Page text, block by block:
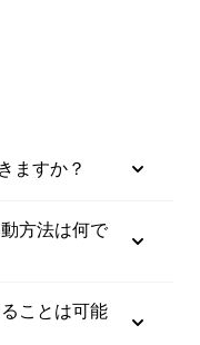
ますか？
方法は何で
ことは可能